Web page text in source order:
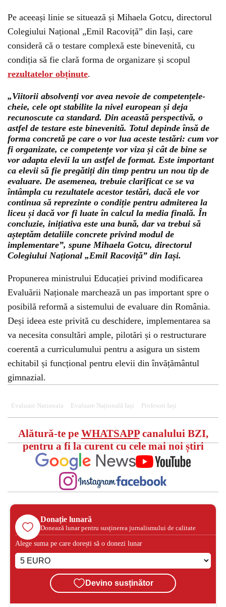
Pe aceeași linie se situează și Mihaela Gotcu, directorul
Colegiului Național „Emil Racoviță” din Iași, care
consideră că o testare complexă este binevenită, cu
condiția să fie clară forma de organizare și scopul
rezultatelor obținute.
„Viitorii absolvenți vor avea nevoie de competențele-
cheie, cele opt stabilite la nivel european și deja
recunoscute ca standard. Din această perspectivă, o
astfel de testare este binevenită. Totul depinde însă de
forma concretă pe care o vor lua aceste testări: cum vor
fi organizate, ce competențe vor viza și cât de bine se
vor adapta elevii la un astfel de format. Este important
ca elevii să fie pregătiți din timp pentru un nou tip de
evaluare. De asemenea, trebuie clarificat ce se va
întâmpla cu rezultatele acestor testări, dacă ele vor
continua să reprezinte o condiție pentru admiterea la
liceu și dacă vor fi luate în calcul la media finală. În
concluzie, inițiativa este una bună, dar va trebui să
așteptăm detaliile concrete privind modul de
implementare”, spune Mihaela Gotcu, directorul
Colegiului Național „Emil Racoviță” din Iași.
Propunerea ministrului Educației privind modificarea
Evaluării Naționale marchează un pas important spre o
posibilă reformă a sistemului de evaluare din România.
Deși ideea este privită cu deschidere, implementarea sa
va necesita consultări ample, pilotări și o restructurare
coerentă a curriculumului pentru a asigura un sistem
echitabil și funcțional pentru elevii din învățământul
gimnazial.
Evaluare Nationala Evaluare Națională Iași Profesori Iași
Alătură-te pe WHATSAPPcanalului BZI,
pentru a fi la curent cu cele mai noi știri
Donație lunară
Donează lunar pentru susținerea jurnalismului de calitate
Alege suma pe care dorești să o donezi lunar
Devino susținător